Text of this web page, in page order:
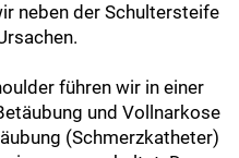
neben der Schultersteife
führen wir in einer
und Vollnarkose
(Schmerzkatheter)